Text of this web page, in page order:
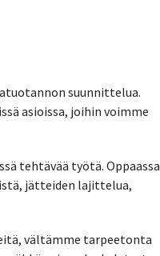
suunnittelua.
asioissa, joihin voimme
tehtävää työtä. Oppaassa
jätteiden lajittelua,
vältämme tarpeetonta